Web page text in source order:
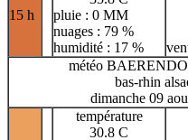
15 h
pluie : 0 MM
nuages : 79 %
humidité : 17 %
météo
bas-rhin
dimanche 09
température
30.8 C